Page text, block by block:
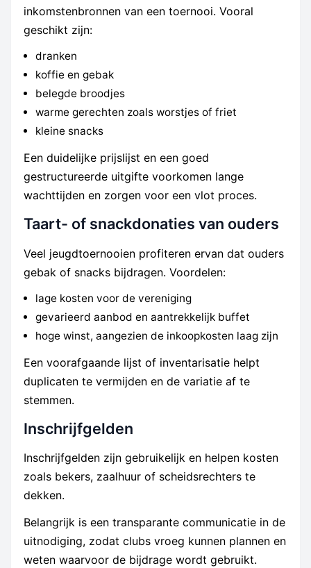
inkomstenbronnen van een toernooi. Vooral
geschikt zijn:
dranken
koffie en gebak
belegde broodjes
warme gerechten zoals worstjes of friet
kleine snacks
Een duidelijke prijslijst en een goed
gestructureerde uitgifte voorkomen lange
wachttijden en zorgen voor een vlot proces.
Taart- of snackdonaties van ouders
Veel jeugdtoernooien profiteren ervan dat ouders
gebak of snacks bijdragen. Voordelen:
lage kosten voor de vereniging
gevarieerd aanbod en aantrekkelijk buffet
hoge winst, aangezien de inkoopkosten laag zijn
Een voorafgaande lijst of inventarisatie helpt
duplicaten te vermijden en de variatie af te
stemmen.
Inschrijfgelden
Inschrijfgelden zijn gebruikelijk en helpen kosten
zoals bekers, zaalhuur of scheidsrechters te
dekken.
Belangrijk is een transparante communicatie in de
uitnodiging, zodat clubs vroeg kunnen plannen en
weten waarvoor de bijdrage wordt gebruikt.